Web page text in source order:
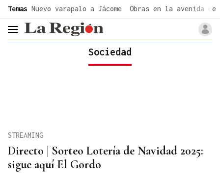
Temas Nuevo varapalo a Jácome Obras en la avenida de
header.menu.open
Sociedad
Directo | Sorteo Lotería de Navidad 2025:
sigue aquí El Gordo
STREAMING